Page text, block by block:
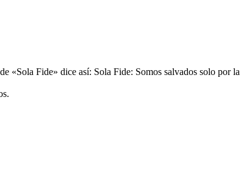
Fide» dice así: Sola Fide: Somos salvados solo por la